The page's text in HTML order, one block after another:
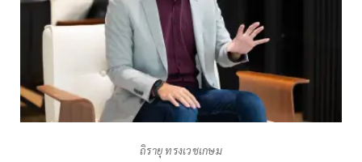
ถิรายุ ทรงเวชเกษม